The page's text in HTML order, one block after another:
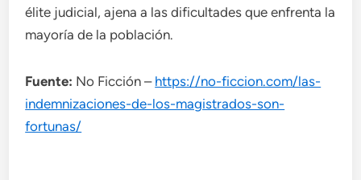
élite judicial, ajena a las dificultades que enfrenta la
mayoría de la población.
Fuente: No Ficción – https://no-ficcion.com/las-
indemnizaciones-de-los-magistrados-son-
fortunas/